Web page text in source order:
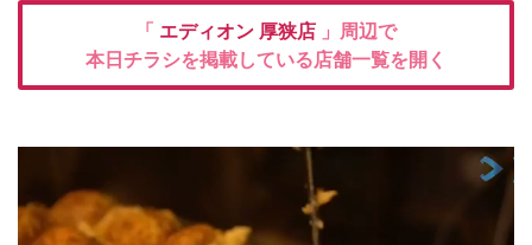
「 エディオン 厚狭店 」周辺で
本日チラシを掲載している店舗一覧を開く